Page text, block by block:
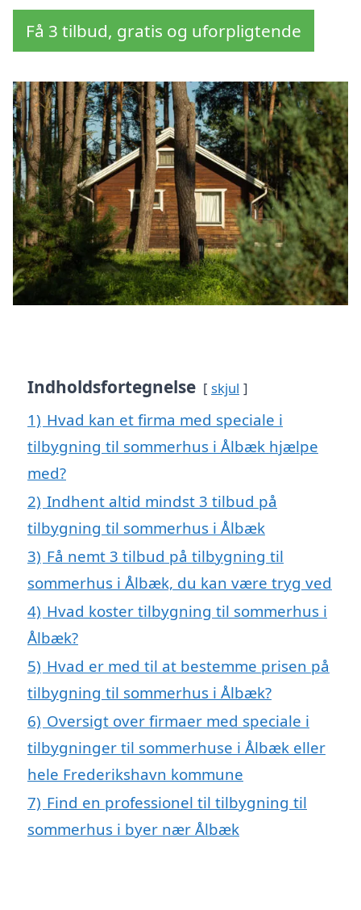
Få 3 tilbud, gratis og uforpligtende
Indholdsfortegnelse skjul
1) Hvad kan et firma med speciale i
tilbygning til sommerhus i Ålbæk hjælpe
med?
2) Indhent altid mindst 3 tilbud på
tilbygning til sommerhus i Ålbæk
3) Få nemt 3 tilbud på tilbygning til
sommerhus i Ålbæk, du kan være tryg ved
4) Hvad koster tilbygning til sommerhus i
Ålbæk?
5) Hvad er med til at bestemme prisen på
tilbygning til sommerhus i Ålbæk?
6) Oversigt over firmaer med speciale i
tilbygninger til sommerhuse i Ålbæk eller
hele Frederikshavn kommune
7) Find en professionel til tilbygning til
sommerhus i byer nær Ålbæk